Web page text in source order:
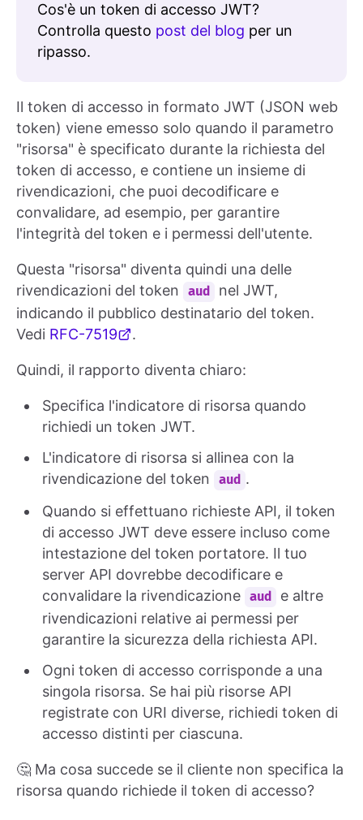
Cos'è un token di accesso JWT?
Controlla questo post del blog per un
ripasso.
Il token di accesso in formato JWT (JSON web
token) viene emesso solo quando il parametro
"risorsa" è specificato durante la richiesta del
token di accesso, e contiene un insieme di
rivendicazioni, che puoi decodificare e
convalidare, ad esempio, per garantire
l'integrità del token e i permessi dell'utente.
Questa "risorsa" diventa quindi una delle
rivendicazioni del token
aud
nel JWT,
indicando il pubblico destinatario del token.
Vedi RFC-7519 .
Quindi, il rapporto diventa chiaro:
Specifica l'indicatore di risorsa quando
richiedi un token JWT.
L'indicatore di risorsa si allinea con la
rivendicazione del token
aud .
Quando si effettuano richieste API, il token
di accesso JWT deve essere incluso come
intestazione del token portatore. Il tuo
server API dovrebbe decodificare e
convalidare la rivendicazione aud
e altre
rivendicazioni relative ai permessi per
garantire la sicurezza della richiesta API.
Ogni token di accesso corrisponde a una
singola risorsa. Se hai più risorse API
registrate con URI diverse, richiedi token di
accesso distinti per ciascuna.
🤔 Ma cosa succede se il cliente non specifica la
risorsa quando richiede il token di accesso?